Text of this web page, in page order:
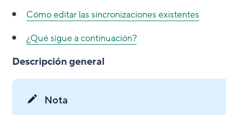
Cómo editar las sincronizaciones existentes
¿Qué sigue a continuación?
Descripción general
Nota